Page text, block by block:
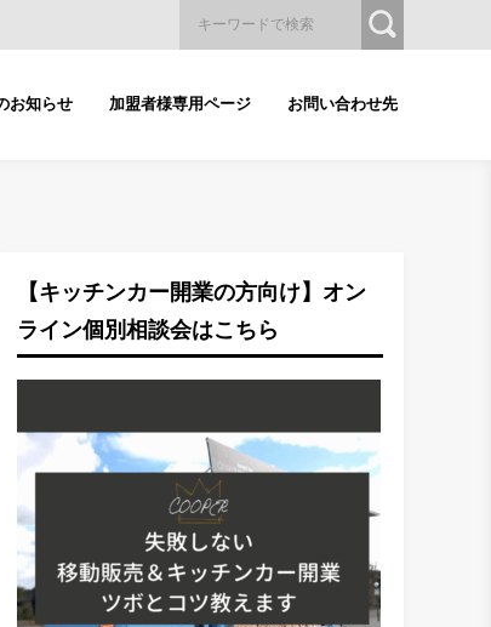
お知らせ 加盟者様専用ページ お問い合わせ先
【キッチンカー開業の方向け】オン
ライン個別相談会はこちら